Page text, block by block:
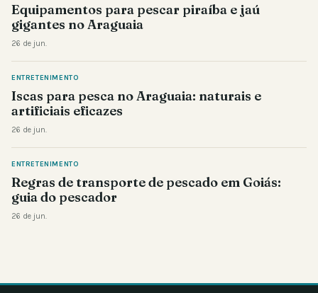
Equipamentos para pescar piraíba e jaú
gigantes no Araguaia
26 de jun.
ENTRETENIMENTO
Iscas para pesca no Araguaia: naturais e
artificiais eficazes
26 de jun.
ENTRETENIMENTO
Regras de transporte de pescado em Goiás:
guia do pescador
26 de jun.